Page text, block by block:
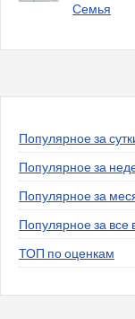
Семья
Популярное за
Популярное за
Популярное за
Популярное за все
ТОП по оценкам